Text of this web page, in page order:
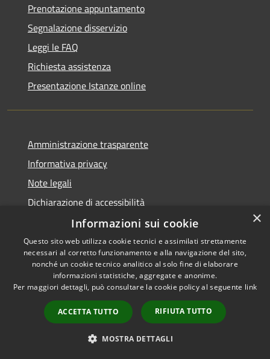
Prenotazione appuntamento
Segnalazione disservizio
Leggi le FAQ
Richiesta assistenza
Presentazione Istanze online
Amministrazione trasparente
Informativa privacy
Note legali
Dichiarazione di accessibilità
Accessibilità
Privacy
Mappa del sito
Area riservata dipendenti
Copyright © 2026 • Comune di
Caltanissetta • Powered by
Municipium•Accesso
redazione
×
Informazioni sui cookie
Questo sito web utilizza cookie tecnici e assimilati strettamente
necessari al corretto funzionamento e alla navigazione del sito,
nonché un cookie tecnico analitico al solo fine di elaborare
informazioni statistiche, aggregate e anonime.
Per maggiori dettagli, può consultare la cookie policy al seguente link
ACCETTA TUTTO RIFIUTA TUTTO
MOSTRA DETTAGLI